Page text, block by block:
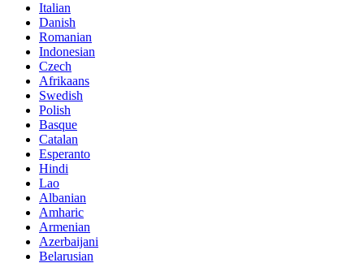
Italian
Danish
Romanian
Indonesian
Czech
Afrikaans
Swedish
Polish
Basque
Catalan
Esperanto
Hindi
Lao
Albanian
Amharic
Armenian
Azerbaijani
Belarusian